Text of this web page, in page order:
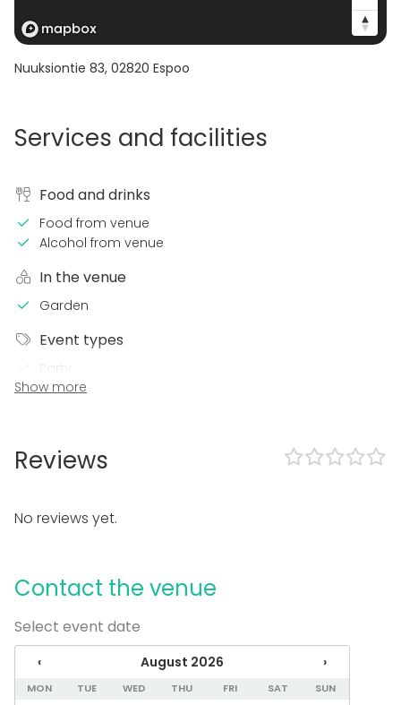
Nuuksiontie 83, 02820 Espoo
Services and facilities
Food and drinks
Food from venue
Alcohol from venue
In the venue
Garden
Event types
Party
Wedding
Meeting
Conference / Seminar
Recreation
Christmas Party
Venue type
Restaurant
Tent
Open air / Outdoor space
Show more
Reviews
No reviews yet.
Contact the venue
Select event date
‹ August 2026 ›
MON TUE WED THU FRI SAT SUN